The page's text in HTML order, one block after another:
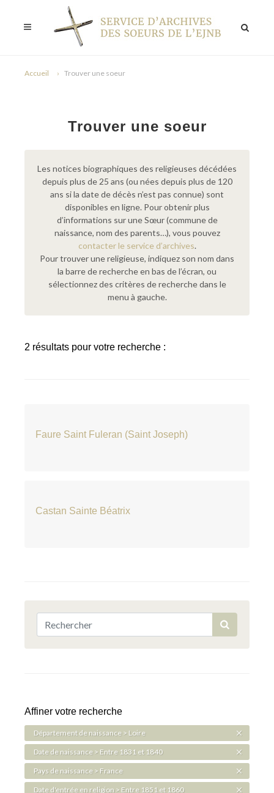
Accueil Trouver une soeur
Trouver une soeur
Les notices biographiques des religieuses décédées
depuis plus de 25 ans (ou nées depuis plus de 120
ans si la date de décès n’est pas connue) sont
disponibles en ligne. Pour obtenir plus
d’informations sur une Sœur (commune de
naissance, nom des parents…), vous pouvez
contacter le service d’archives.
Pour trouver une religieuse, indiquez son nom dans
la barre de recherche en bas de l’écran, ou
sélectionnez des critères de recherche dans le
menu à gauche.
2 résultats pour votre recherche :
Faure Saint Fuleran (Saint Joseph)
Castan Sainte Béatrix
Affiner votre recherche
Département de naissance > Loire
Date de naissance > Entre 1831 et 1840
Pays de naissance > France
Date d'entrée en religion > Entre 1851 et 1860